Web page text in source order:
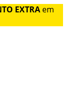
EXTRA em